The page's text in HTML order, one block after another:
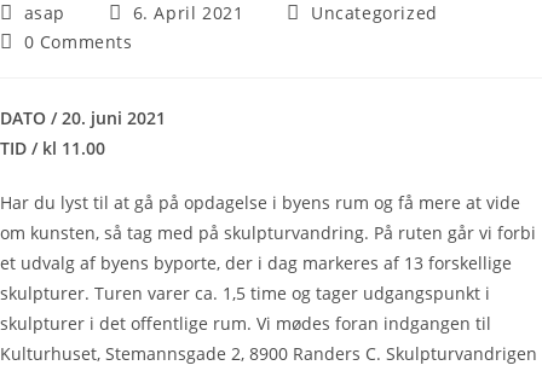
asap 6. April 2021
Uncategorized
0 Comments
DATO / 20. juni 2021
TID / kl 11.00
Har du lyst til at gå på opdagelse i byens rum og få mere at vide
om kunsten, så tag med på skulpturvandring. På ruten går vi forbi
et udvalg af byens byporte, der i dag markeres af 13 forskellige
skulpturer. Turen varer ca. 1,5 time og tager udgangspunkt i
skulpturer i det offentlige rum. Vi mødes foran indgangen til
Kulturhuset, Stemannsgade 2, 8900 Randers C. Skulpturvandrigen